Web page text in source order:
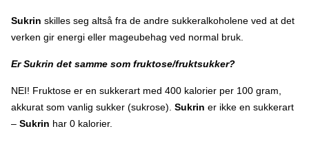
Sukrin skilles seg altså fra de andre sukkeralkoholene ved at det
verken gir energi eller mageubehag ved normal bruk.
Er Sukrin det samme som fruktose/fruktsukker?
NEI! Fruktose er en sukkerart med 400 kalorier per 100 gram,
akkurat som vanlig sukker (sukrose). Sukrin er ikke en sukkerart
– Sukrin har 0 kalorier.